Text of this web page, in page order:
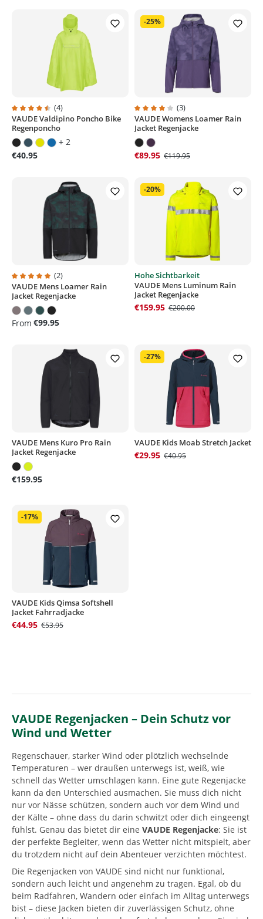
Average rating of 4.5 out of 5 stars
(4)
VAUDE Valdipino Poncho Bike
Regenponcho
+ 2
€40.95
Average rating of 4 out of 5 stars
(3)
VAUDE Womens Loamer Rain
Jacket Regenjacke
€89.95 €119.95
-25%
Average rating of 5 out of 5 stars
(2)
VAUDE Mens Loamer Rain
Jacket Regenjacke
From €99.95
Hohe Sichtbarkeit
VAUDE Mens Luminum Rain
Jacket Regenjacke
€159.95 €200.00
-20%
VAUDE Mens Kuro Pro Rain
Jacket Regenjacke
€159.95
VAUDE Kids Moab Stretch Jacket
€29.95 €40.95
-27%
VAUDE Kids Qimsa Softshell
Jacket Fahrradjacke
€44.95 €53.95
-17%
VAUDE Regenjacken – Dein Schutz vor
Wind und Wetter
Regenschauer, starker Wind oder plötzlich wechselnde
Temperaturen – wer draußen unterwegs ist, weiß, wie
schnell das Wetter umschlagen kann. Eine gute Regenjacke
kann da den Unterschied ausmachen. Sie muss dich nicht
nur vor Nässe schützen, sondern auch vor dem Wind und
der Kälte – ohne dass du darin schwitzt oder dich eingeengt
fühlst. Genau das bietet dir eine VAUDE Regenjacke: Sie ist
der perfekte Begleiter, wenn das Wetter nicht mitspielt, aber
du trotzdem nicht auf dein Abenteuer verzichten möchtest.
Die Regenjacken von VAUDE sind nicht nur funktional,
sondern auch leicht und angenehm zu tragen. Egal, ob du
beim Radfahren, Wandern oder einfach im Alltag unterwegs
bist – diese Jacken bieten dir zuverlässigen Schutz, ohne